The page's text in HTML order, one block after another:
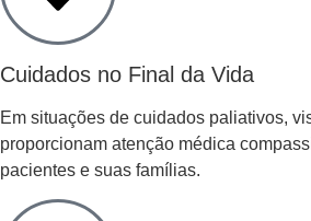
Cuidados no Final da Vida
Em situações de cuidados paliativos,
proporcionam atenção médica
pacientes e suas famílias.